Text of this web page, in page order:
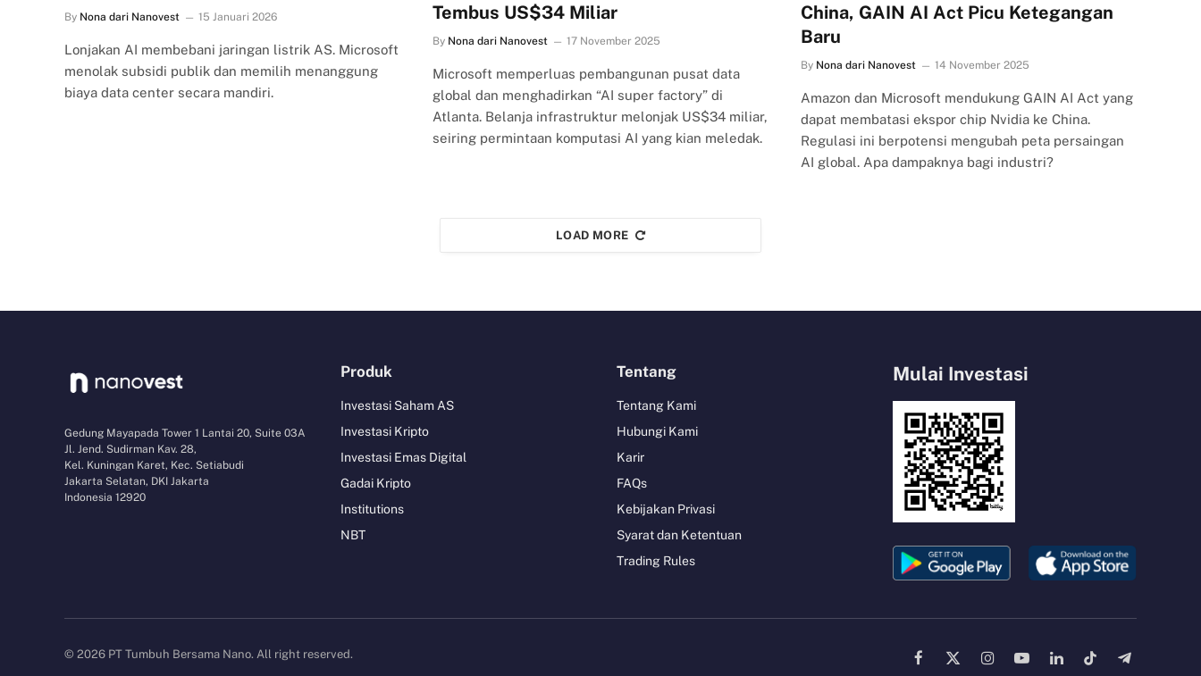
By Nona dari Nanovest 15 Januari 2026
Lonjakan AI membebani jaringan listrik AS. Microsoft
menolak subsidi publik dan memilih menanggung
biaya data center secara mandiri.
Tembus US$34 Miliar
By Nona dari Nanovest 17 November 2025
Microsoft memperluas pembangunan pusat data
global dan menghadirkan “AI super factory” di
Atlanta. Belanja infrastruktur melonjak US$34 miliar,
seiring permintaan komputasi AI yang kian meledak.
China, GAIN AI Act Picu Ketegangan
Baru
By Nona dari Nanovest 14 November 2025
Amazon dan Microsoft mendukung GAIN AI Act yang
dapat membatasi ekspor chip Nvidia ke China.
Regulasi ini berpotensi mengubah peta persaingan
AI global. Apa dampaknya bagi industri?
LOAD MORE
Gedung Mayapada Tower 1 Lantai 20, Suite 03A
Jl. Jend. Sudirman Kav. 28,
Kel. Kuningan Karet, Kec. Setiabudi
Jakarta Selatan, DKI Jakarta
Indonesia 12920
Produk
Investasi Saham AS
Investasi Kripto
Investasi Emas Digital
Gadai Kripto
Institutions
NBT
Tentang
Tentang Kami
Hubungi Kami
Karir
FAQs
Kebijakan Privasi
Syarat dan Ketentuan
Trading Rules
Mulai Investasi
© 2026 PT Tumbuh Bersama Nano. All right reserved.
Facebook
X InstagramYouTubeLinkedInTikTokTelegram